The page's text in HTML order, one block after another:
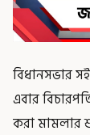
বিধানসভার
এবার
করা মামলার